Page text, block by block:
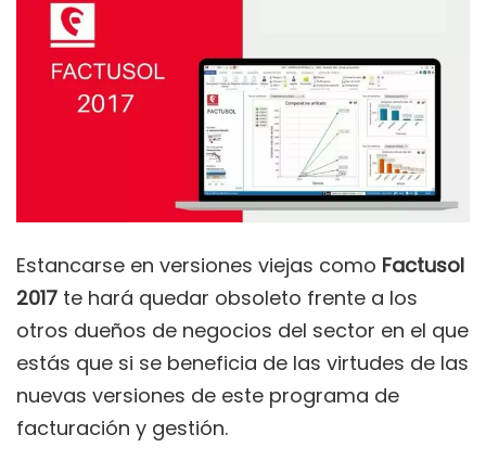
Estancarse en versiones viejas como Factusol
2017 te hará quedar obsoleto frente a los
otros dueños de negocios del sector en el que
estás que si se beneficia de las virtudes de las
nuevas versiones de este programa de
facturación y gestión.